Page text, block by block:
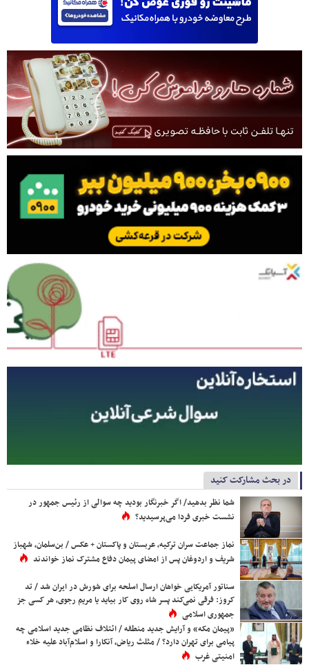
در بحث مشارکت کنید
شما نظر بدهید/ اگر خبرنگار بودید چه سوالی از رئیس جمهور در
نشست خبری فردا می‌پرسیدید؟
نماز جماعت سران ترکیه، عربستان و پاکستان + عکس / بن‌سلمان، شهباز
شریف و اردوغان پس از امضای پیمان دفاع مشترک نماز خواندند
سناتور آمریکایی خواهان ارسال اسلحه برای شورش در ایران شد / تد
کروز: فرقی نمی‌کند پسر شاه روی کار بیاید یا مریم رجوی، هر کسی جز
جمهوری اسلامی
«پیمان مکه» و آرایش جدید منطقه / ائتلاف نظامی جدید اسلامی چه
پیامی برای تهران دارد؟ / مثلث ریاض، آنکارا و اسلام‌آباد علیه خلاء
امنیتی غرب